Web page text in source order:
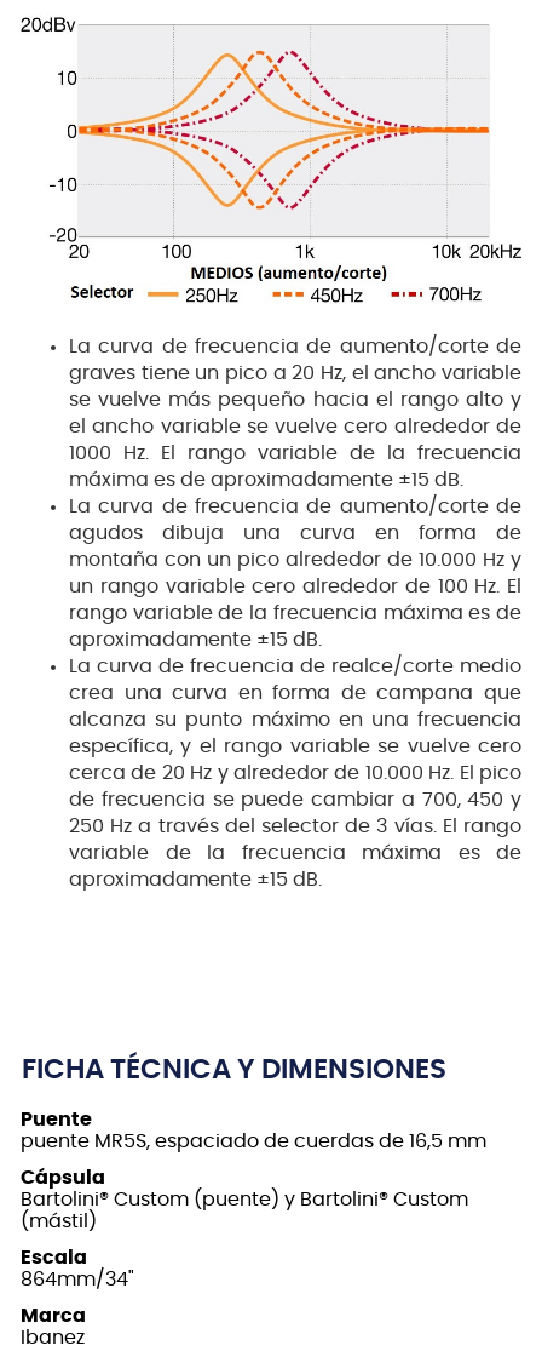
La curva de frecuencia de aumento/corte de
graves tiene un pico a 20 Hz, el ancho variable
se vuelve más pequeño hacia el rango alto y
el ancho variable se vuelve cero alrededor de
1000 Hz. El rango variable de la frecuencia
máxima es de aproximadamente ±15 dB.
La curva de frecuencia de aumento/corte de
agudos dibuja una curva en forma de
montaña con un pico alrededor de 10.000 Hz y
un rango variable cero alrededor de 100 Hz. El
rango variable de la frecuencia máxima es de
aproximadamente ±15 dB.
La curva de frecuencia de realce/corte medio
crea una curva en forma de campana que
alcanza su punto máximo en una frecuencia
específica, y el rango variable se vuelve cero
cerca de 20 Hz y alrededor de 10.000 Hz. El pico
de frecuencia se puede cambiar a 700, 450 y
250 Hz a través del selector de 3 vías. El rango
variable de la frecuencia máxima es de
aproximadamente ±15 dB.
FICHA TÉCNICA Y DIMENSIONES
Puente
puente MR5S, espaciado de cuerdas de 16,5 mm
Cápsula
Bartolini® Custom (puente) y Bartolini® Custom
(mástil)
Escala
864mm/34"
Marca
Ibanez